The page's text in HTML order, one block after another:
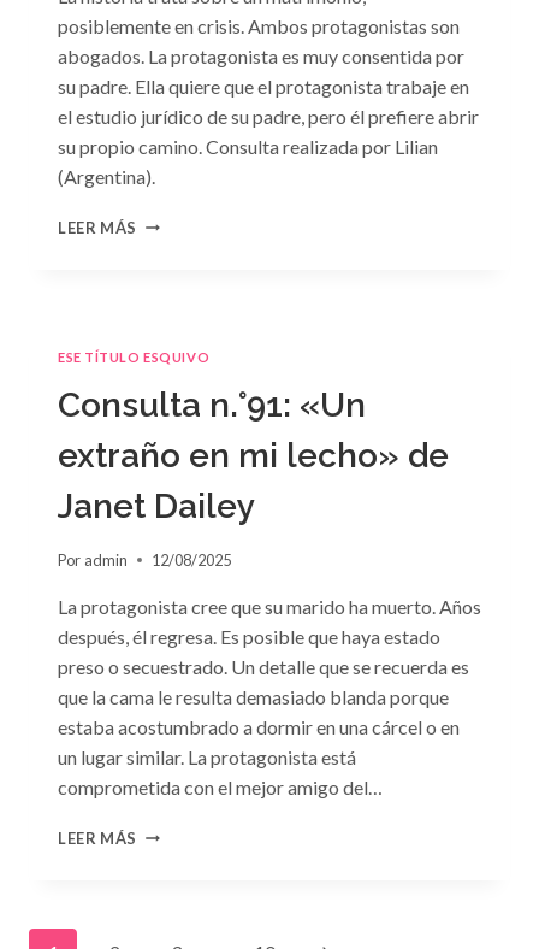
posiblemente en crisis. Ambos protagonistas son
abogados. La protagonista es muy consentida por
su padre. Ella quiere que el protagonista trabaje en
el estudio jurídico de su padre, pero él prefiere abrir
su propio camino. Consulta realizada por Lilian
(Argentina).
LEER MÁS CONSULTA
ESE TÍTULO ESQUIVO
Consulta n.°91: «Un
extraño en mi lecho» de
Janet Dailey
Por admin 12/08/2025
La protagonista cree que su marido ha muerto. Años
después, él regresa. Es posible que haya estado
preso o secuestrado. Un detalle que se recuerda es
que la cama le resulta demasiado blanda porque
estaba acostumbrado a dormir en una cárcel o en
un lugar similar. La protagonista está
comprometida con el mejor amigo del…
LEER MÁS CONSULTA